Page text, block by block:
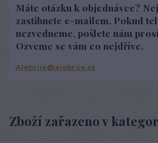
Zboží zařazeno v
Máte otázku k objednávce?
zastihnete e-mailem. Pokud
nezvedneme, pošlete nám
Ozveme se vám co nejdříve.
Alebrije@alebrije.cz